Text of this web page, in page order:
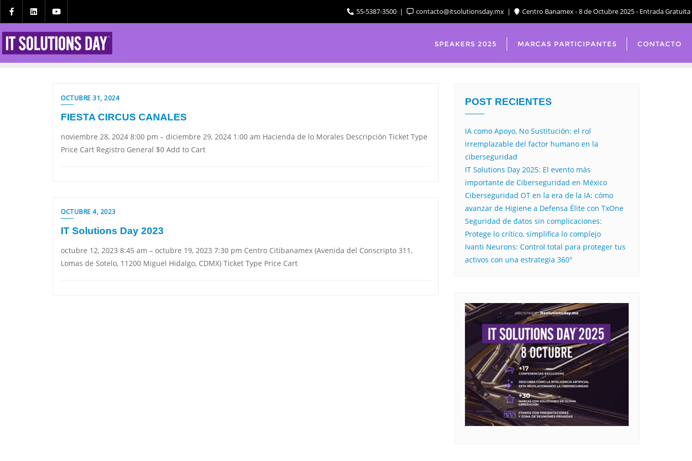
55-5387-3500 contacto@itsolutionsday.mx Centro Banamex - 8 de Octubre 2025 - Entrada Gratuita
SPEAKERS 2025 MARCAS PARTICIPANTES CONTACTO
OCTUBRE 31, 2024
FIESTA CIRCUS CANALES
noviembre 28, 2024 8:00 pm – diciembre 29, 2024 1:00 am Hacienda de lo Morales Descripción Ticket Type
Price Cart Registro General $0 Add to Cart
OCTUBRE 4, 2023
IT Solutions Day 2023
octubre 12, 2023 8:45 am – octubre 19, 2023 7:30 pm Centro Citibanamex (Avenida del Conscripto 311,
Lomas de Sotelo, 11200 Miguel Hidalgo, CDMX) Ticket Type Price Cart
POST RECIENTES
IA como Apoyo, No Sustitución: el rol
irremplazable del factor humano en la
ciberseguridad
IT Solutions Day 2025: El evento más
importante de Ciberseguridad en México
Ciberseguridad OT en la era de la IA: cómo
avanzar de Higiene a Defensa Élite con TxOne
Seguridad de datos sin complicaciones:
Protege lo crítico, simplifica lo complejo
Ivanti Neurons: Control total para proteger tus
activos con una estrategia 360°